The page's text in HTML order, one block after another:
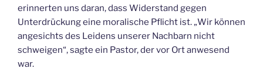
erinnerten uns daran, dass Widerstand gegen
Unterdrückung eine moralische Pflicht ist. „Wir können
angesichts des Leidens unserer Nachbarn nicht
schweigen“, sagte ein Pastor, der vor Ort anwesend
war.